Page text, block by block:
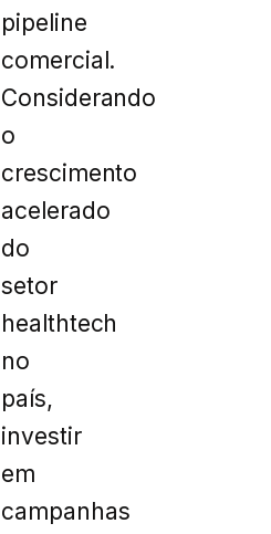
pipeline
comercial.
Considerando
o
crescimento
acelerado
do
setor
healthtech
no
país,
investir
em
campanhas